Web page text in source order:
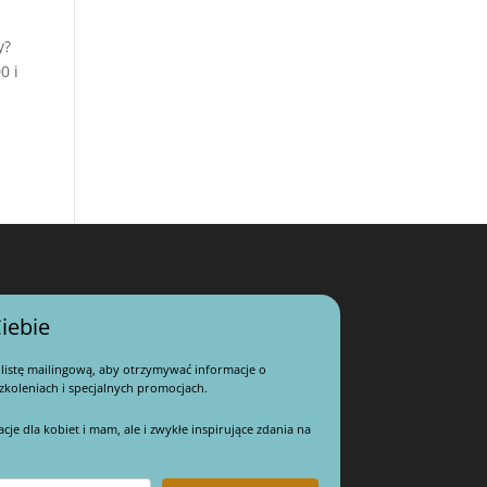
i
mailingową, aby otrzymywać informacje o
i specjalnych promocjach.
dla kobiet i mam, ale i zwykłe inspirujące zdania na